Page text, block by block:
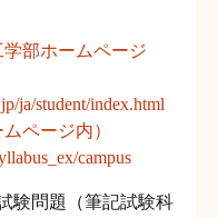
部ホームページ
ja/student/index.html
ページ内）
campus
験問題（筆記試験科